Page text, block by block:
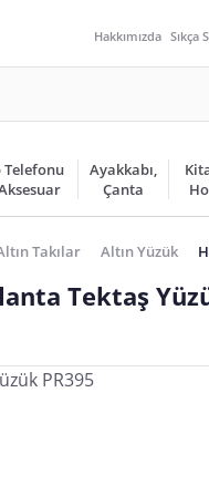
Hakkımızda Sıkça
Telefonu
Ayakkabı,
Çanta
Takılar Altın Yüzük
Tektaş